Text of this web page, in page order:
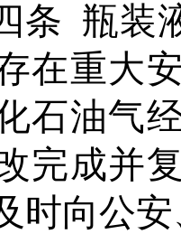
条 瓶装
在重大
石油气
完成并
时向公